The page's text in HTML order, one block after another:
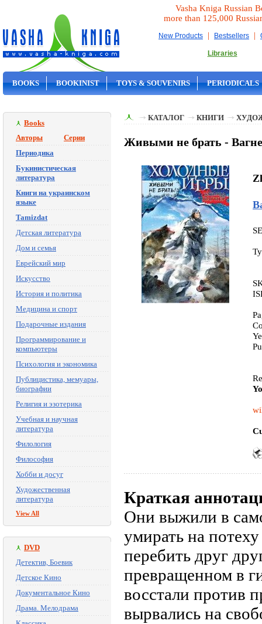
Vasha Kniga Russian
more than 125,000
New Products | Bestsellers |
Libraries
BOOKS BOOKINIST TOYS & SOUVENIRS PERIODICALS
Books
Авторы
Серии
Периодика
Букинистическая
литература
Книги на украинском
языке
Tamizdat
Детская литература
Дом и семья
Еврейский мир
Искусство
История и политика
Медицина и спорт
Подарочные издания
Программирование и
компьютеры
Психология и экономика
Публицистика, мемуары,
биографии
Религия и эзотерика
Учебная и научная
литература
Филология
Философия
Хобби и досуг
Художественная
литература
View All
DVD
Детектив, Боевик
Детское Кино
Документальное Кино
Драма. Мелодрама
КАТАЛОГ КНИГИ
Живыми не брать -
Краткая
Они выжили в
умирать на
перебить друг
превращенном в
восстали
вырвались на